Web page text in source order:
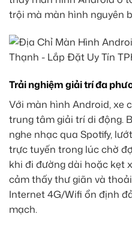
trội mà màn hình nguyên
Trải nghiệm giải trí đa
Với màn hình Android, xe
trung tâm giải trí di động.
nghe nhạc qua Spotify,
trực tuyến trong lúc chờ
khi đi đường dài hoặc kẹt
cảm thấy thư giãn và
Internet 4G/Wifi ổn định
mạch.